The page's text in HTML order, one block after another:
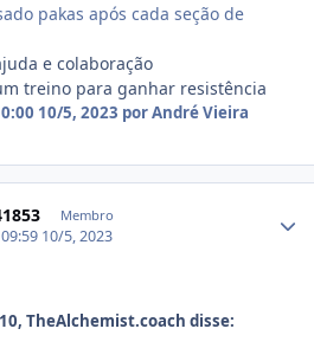
pakas após cada seção de
e colaboração
treino para ganhar resistência
10/5, 2023 por André Vieira
Membro
10/5, 2023
TheAlchemist.coach disse: